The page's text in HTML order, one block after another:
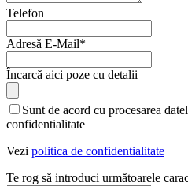
Telefon
Adresă E-Mail*
Încarcă aici poze cu detalii
Business
Email*
Sunt de acord cu procesarea
confidentialitate
Vezi politica de confidentialitate
Te rog să introduci următoarele